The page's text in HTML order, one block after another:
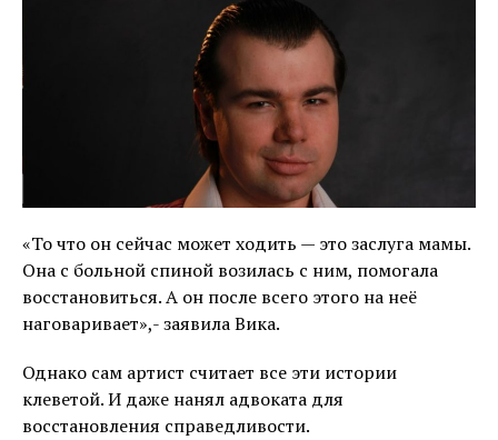
«То что он сейчас может ходить — это заслуга мамы.
Она с больной спиной возилась с ним, помогала
восстановиться. А он после всего этого на неё
наговаривает»,- заявила Вика.
Однако сам артист считает все эти истории
клеветой. И даже нанял адвоката для
восстановления справедливости.